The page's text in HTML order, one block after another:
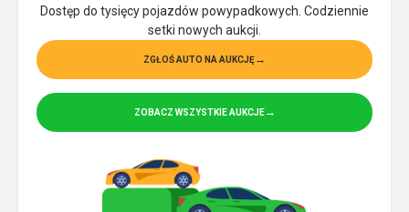
Dostęp do tysięcy pojazdów powypadkowych. Codziennie
setki nowych aukcji.
ZGŁOŚ AUTO NA AUKCJĘ
ZOBACZ WSZYSTKIE AUKCJE